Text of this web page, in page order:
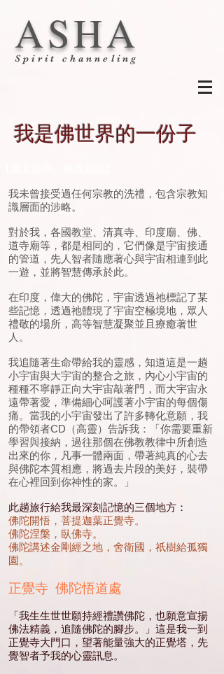
Spirit channeling
ASHA
我是佛世界的一份子
我未曾接受過任何宗教的洗禮，包含宗教知
識層面的涉略。
對於我，各國教堂、清真寺、印度廟、佛、
道寺廟等，都是相同的，它們像是宇宙接通
的管道，先人智者隨應著心與宇宙相連到此
一遊，並將智慧傳承於此。
在印度，偉大的佛陀，宇宙透過祂標記了某
些記憶，透過祂體現了宇宙空極境地，眾人
禮敬的場所，高等智慧凝聚並且療癒著世
人。
我追隨著生命帶給我的靈感，知道這是一趟
小宇宙與大宇宙的整合之旅，內心小宇宙的
種種不寧靜正向大宇宙敲著門，而大宇宙永
遠帶著愛，準備細心呵護著小宇宙的每個傷
痛。當我的小宇宙發出了許多轉化意願，我
的帶領者CD（高靈）告訴我：「你需要重新
學習與接納，過往那個在佛教教律中所創造
出來的你，凡事一體兩面，帶著純真的心去
與佛陀本質相應，將過去片段的美好，裝帶
在心裡回到你神性的家。」
此趟旅行給我最深刻記憶的三個地方：
佛陀開悟，菩提迦葉正覺寺。
佛陀涅槃，臥佛寺。
佛陀講述金剛經之地，舍衛國，祇樹給孤獨
園。
正覺寺 佛陀悟道處
「我生生世世願持經禮讚佛陀，也願意宣揚
佛法精義，追隨佛陀的腳步。」這是我一到
正覺寺大門口，望著能量強大的正覺塔，先
覺智者予我的心靈訊息。